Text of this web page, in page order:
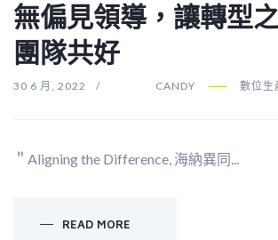
無偏見領導，讓轉型
團隊共好
30 6 月, 2022 CANDY 數位生
＂Aligning the Difference, 海納異同...
READ MORE